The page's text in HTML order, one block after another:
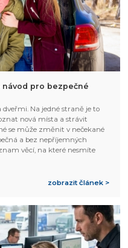
pro bezpečné
Na jedné straně je to
nová místa a strávit
se může změnit v nečekané
a bez nepříjemných
věcí, na které nesmíte
zobrazit článek >